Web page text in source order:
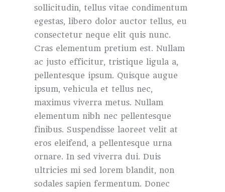
sollicitudin, tellus vitae condimentum
egestas, libero dolor auctor tellus, eu
consectetur neque elit quis nunc.
Cras elementum pretium est. Nullam
ac justo efficitur, tristique ligula a,
pellentesque ipsum. Quisque augue
ipsum, vehicula et tellus nec,
maximus viverra metus. Nullam
elementum nibh nec pellentesque
finibus. Suspendisse laoreet velit at
eros eleifend, a pellentesque urna
ornare. In sed viverra dui. Duis
ultricies mi sed lorem blandit, non
sodales sapien fermentum. Donec